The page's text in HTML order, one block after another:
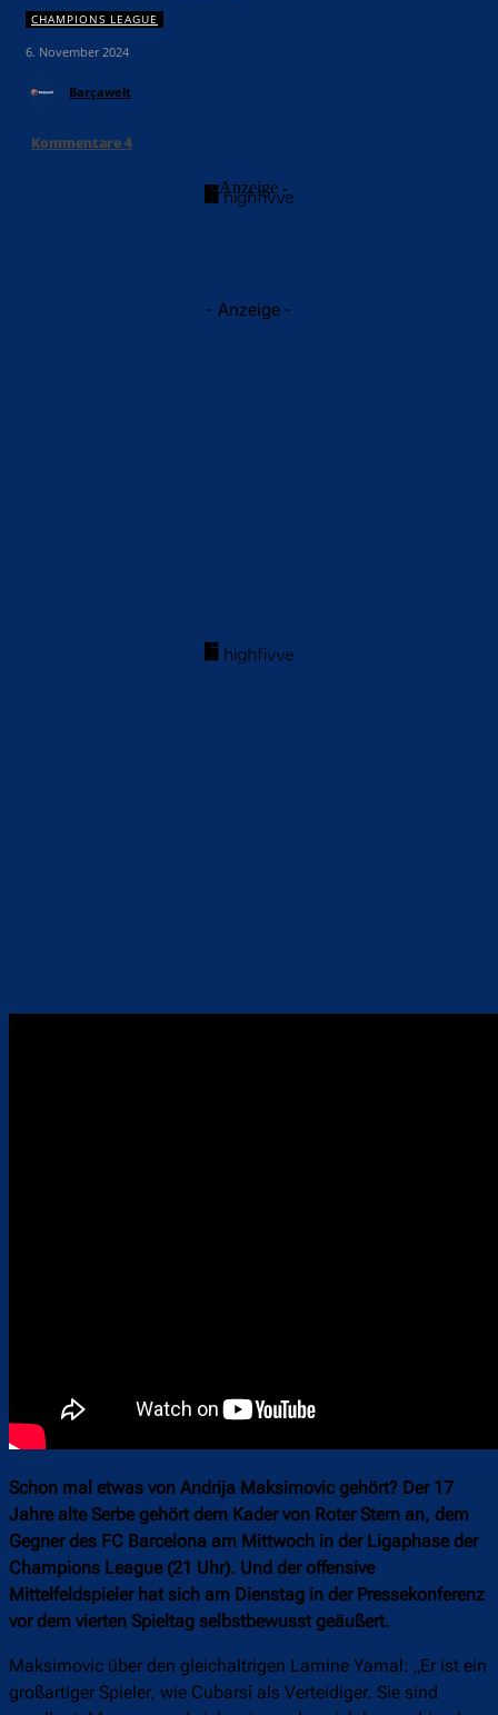
CHAMPIONS LEAGUE
6. November 2024
Barçawelt
Kommentare4
- Anzeige -
- Anzeige -
Schon mal etwas von Andrija Maksimovic gehört? Der 17
Jahre alte Serbe gehört dem Kader von Roter Stern an, dem
Gegner des FC Barcelona am Mittwoch in der Ligaphase der
Champions League (21 Uhr). Und der offensive
Mittelfeldspieler hat sich am Dienstag in der Pressekonferenz
vor dem vierten Spieltag selbstbewusst geäußert.
Maksimovic über den gleichaltrigen Lamine Yamal: „Er ist ein
großartiger Spieler, wie Cubarsí als Verteidiger. Sie sind